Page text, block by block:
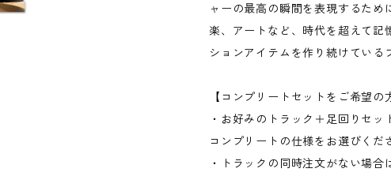
ャーの最高の瞬間を表現するた
楽、アートなど、時代を超えて記
ションアイテムを作り続けている
【コンプリートセットをご希望の
・お好みのトラック＋足回りセッ
コンプリートの仕様をお選びくだ
・トラックの同時注文がない場合